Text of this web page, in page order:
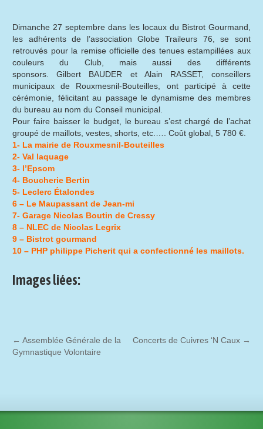
Dimanche 27 septembre dans les locaux du Bistrot Gourmand,
les adhérents de l’association Globe Traileurs 76, se sont
retrouvés pour la remise officielle des tenues estampillées aux
couleurs du Club, mais aussi des différents
sponsors. Gilbert BAUDER et Alain RASSET, conseillers
municipaux de Rouxmesnil-Bouteilles, ont participé à cette
cérémonie, félicitant au passage le dynamisme des membres
du bureau au nom du Conseil municipal.
Pour faire baisser le budget, le bureau s’est chargé de l’achat
groupé de maillots, vestes, shorts, etc.…. Coût global, 5 780 €.
1- La mairie de Rouxmesnil-Bouteilles
2- Val laquage
3- l’Epsom
4- Boucherie Bertin
5- Leclerc Étalondes
6 – Le Maupassant de Jean-mi
7- Garage Nicolas Boutin de Cressy
8 – NLEC de Nicolas Legrix
9 – Bistrot gourmand
10 – PHP philippe Picherit qui a confectionné les maillots.
Images liées:
← Assemblée Générale de la
Gymnastique Volontaire
Concerts de Cuivres ‘N Caux →